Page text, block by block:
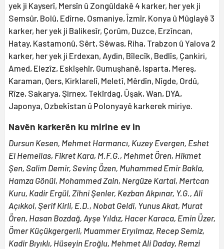
yek ji Kayserî, Mersîn û Zongûldakê 4 karker, her yek ji
Semsûr, Bolû, Edîrne, Osmaniye, Îzmîr, Konya û Mûglayê 3
karker, her yek ji Balikesîr, Çorûm, Duzce, Erzîncan,
Hatay, Kastamonû, Sêrt, Sêwas, Riha, Trabzon û Yalova 2
karker, her yek ji Erdexan, Aydin, Bîlecîk, Bedlîs, Çankiri,
Amed, Elezîz, Eskîşehîr, Gumuşhanê, Isparta, Mereş,
Karaman, Qers, Kirklarelî, Meletî, Mêrdîn, Nîgde, Ordû,
Rîze, Sakarya, Şirnex, Tekîrdag, Ûşak, Wan, DYA,
Japonya, Ozbekîstan û Polonyayê karkerek miriye.
Navên karkerên ku mirine ev in
Dursun Kesen, Mehmet Harmancı, Kuzey Evergen, Eshet
El Hemellas, Fikret Kara, M.F.G., Mehmet Ören, Hikmet
Şen, Salim Demir, Sevinç Özen, Muhammed Emir Bakla,
Hamza Gönül, Mohammed Zain, Nergüze Kartal, Mertcan
Kuru, Kadir Ergül, Zihni Şenler, Kezban Akpınar, Y.G., Ali
Açıkkol, Şerif Kirli, E.D., Nobat Geldi, Yunus Akat, Murat
Ören, Hasan Bozdağ, Ayşe Yıldız, Hacer Karaca, Emin Üzer,
Ömer Küçükgergerli, Muammer Eryılmaz, Recep Semiz,
Kadir Bıyıklı, Hüseyin Eroğlu, Mehmet Ali Daday, Remzi